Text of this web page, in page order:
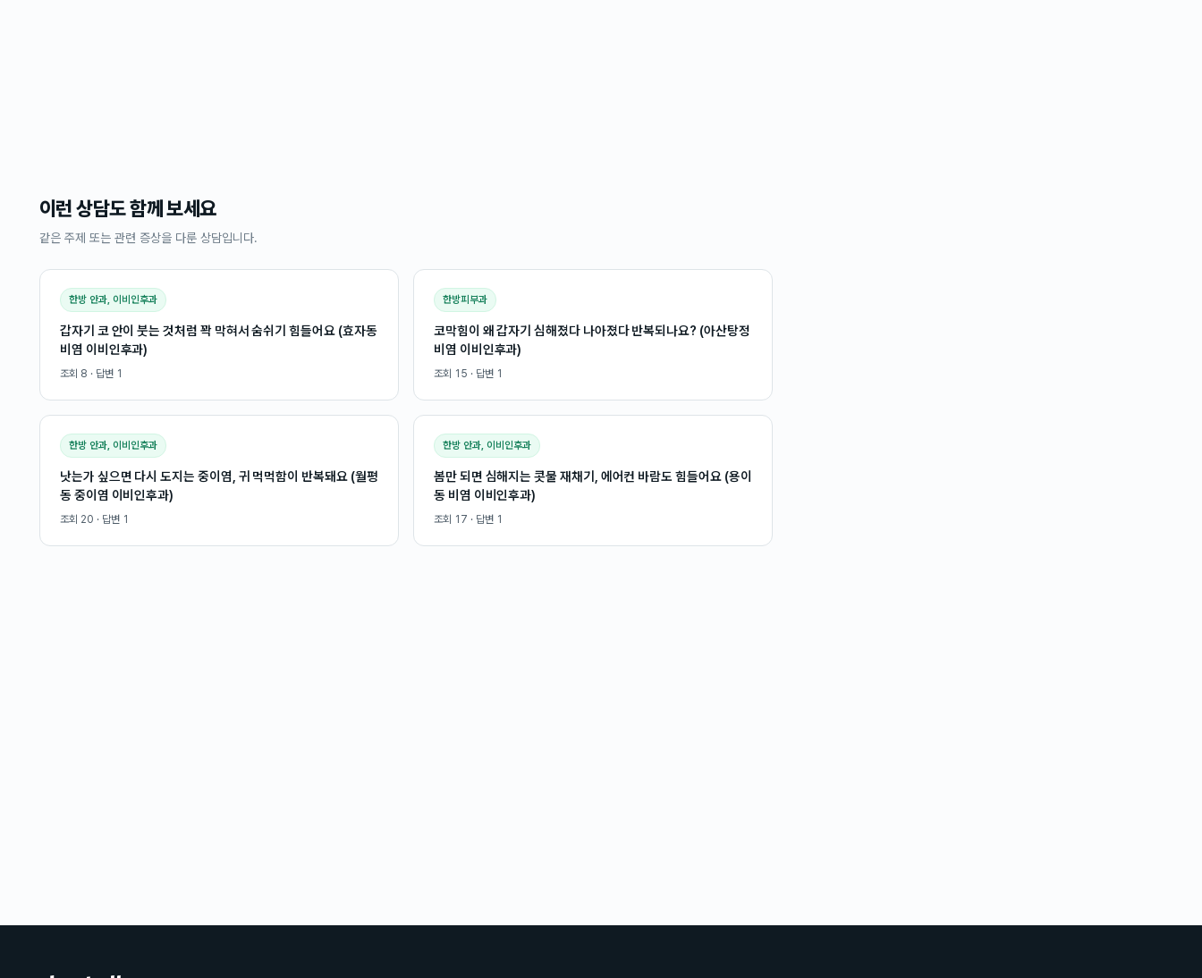
이런 상담도 함께 보세요
같은 주제 또는 관련 증상을 다룬 상담입니다.
한방 안과, 이비인후과
갑자기 코 안이 붓는 것처럼 꽉 막혀서 숨쉬기 힘들어요 (효자동
비염 이비인후과)
조회 8 · 답변 1
한방피부과
코막힘이 왜 갑자기 심해졌다 나아졌다 반복되나요? (아산탕정
비염 이비인후과)
조회 15 · 답변 1
한방 안과, 이비인후과
낫는가 싶으면 다시 도지는 중이염, 귀 먹먹함이 반복돼요 (월평
동 중이염 이비인후과)
조회 20 · 답변 1
한방 안과, 이비인후과
봄만 되면 심해지는 콧물 재채기, 에어컨 바람도 힘들어요 (용이
동 비염 이비인후과)
조회 17 · 답변 1